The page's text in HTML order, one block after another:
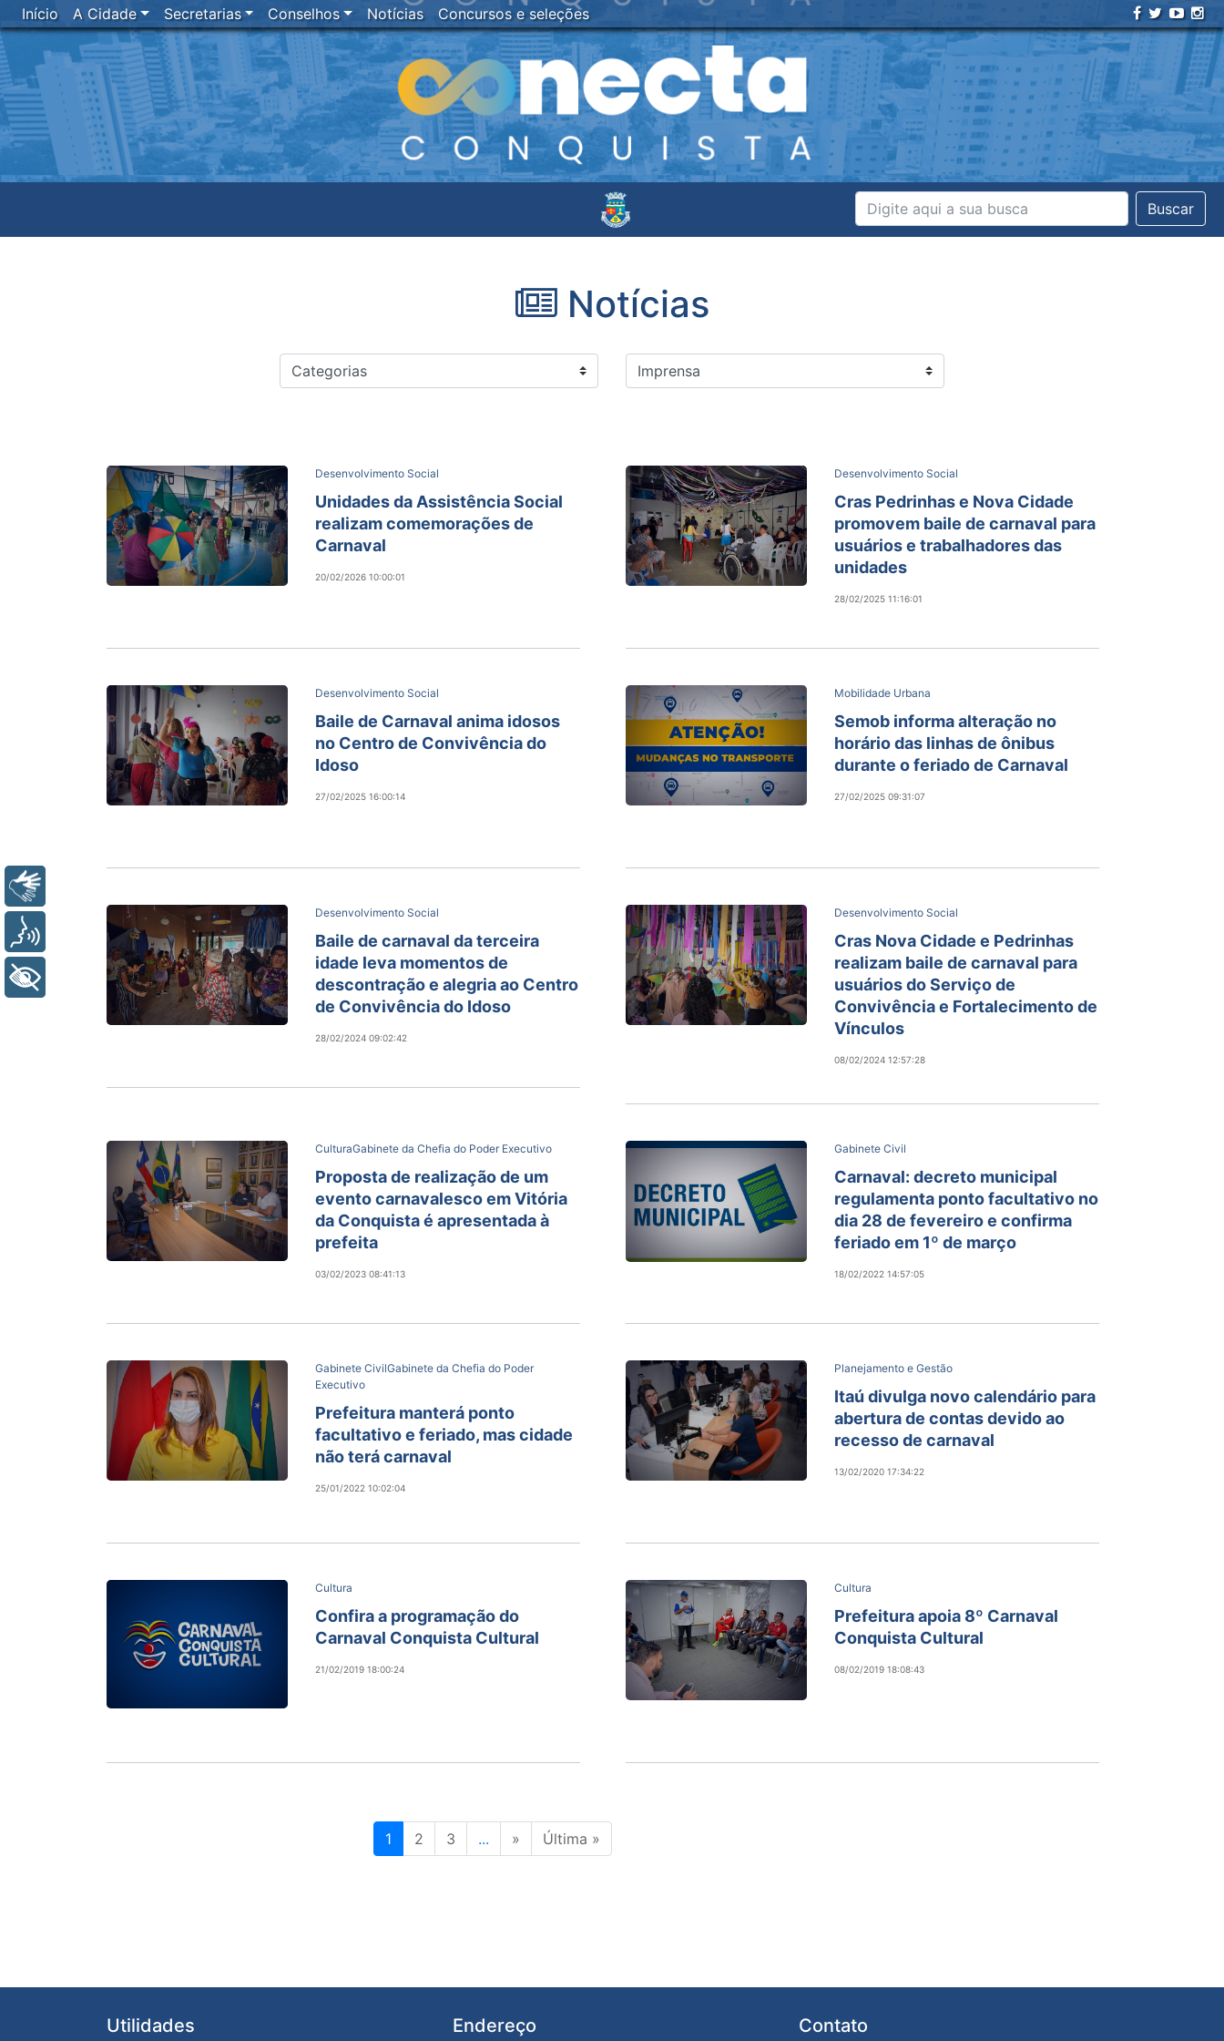
Início A Cidade Secretarias Conselhos Notícias Concursos e seleções
Buscar
Notícias
Desenvolvimento Social
Unidades da Assistência Social
realizam comemorações de
Carnaval
20/02/2026 10:00:01
Desenvolvimento Social
Cras Pedrinhas e Nova Cidade
promovem baile de carnaval para
usuários e trabalhadores das
unidades
28/02/2025 11:16:01
Desenvolvimento Social
Baile de Carnaval anima idosos
no Centro de Convivência do
Idoso
27/02/2025 16:00:14
Mobilidade Urbana
Semob informa alteração no
horário das linhas de ônibus
durante o feriado de Carnaval
27/02/2025 09:31:07
Desenvolvimento Social
Baile de carnaval da terceira
idade leva momentos de
descontração e alegria ao Centro
de Convivência do Idoso
28/02/2024 09:02:42
Desenvolvimento Social
Cras Nova Cidade e Pedrinhas
realizam baile de carnaval para
usuários do Serviço de
Convivência e Fortalecimento de
Vínculos
08/02/2024 12:57:28
CulturaGabinete da Chefia do Poder Executivo
Proposta de realização de um
evento carnavalesco em Vitória
da Conquista é apresentada à
prefeita
03/02/2023 08:41:13
Gabinete Civil
Carnaval: decreto municipal
regulamenta ponto facultativo no
dia 28 de fevereiro e confirma
feriado em 1º de março
18/02/2022 14:57:05
Gabinete CivilGabinete da Chefia do Poder
Executivo
Prefeitura manterá ponto
facultativo e feriado, mas cidade
não terá carnaval
25/01/2022 10:02:04
Planejamento e Gestão
Itaú divulga novo calendário para
abertura de contas devido ao
recesso de carnaval
13/02/2020 17:34:22
Cultura
Confira a programação do
Carnaval Conquista Cultural
21/02/2019 18:00:24
Cultura
Prefeitura apoia 8º Carnaval
Conquista Cultural
08/02/2019 18:08:43
1 2 3 ... » Última »
Utilidades Endereço Contato
+ Acessibilidade